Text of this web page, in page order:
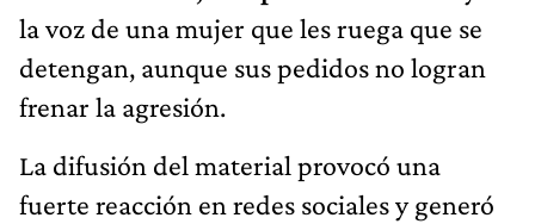
la voz de una mujer que les ruega que se
detengan, aunque sus pedidos no logran
frenar la agresión.
La difusión del material provocó una
fuerte reacción en redes sociales y generó